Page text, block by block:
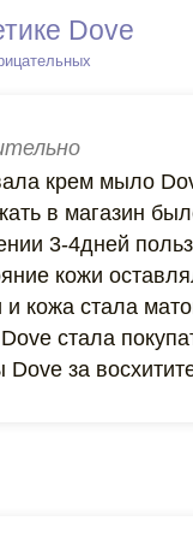
Dove
крем мыло
в магазин
3-4дней
кожи
кожа стала
стала
за